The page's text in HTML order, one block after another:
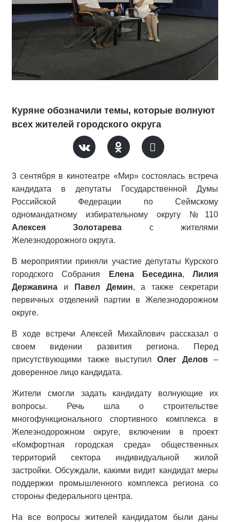
Куряне обозначили темы, которые волнуют
всех жителей городского округа
3 сентября в кинотеатре «Мир» состоялась встреча
кандидата в депутаты Государственной Думы
Российской Федерации по Сеймскому
одномандатному избирательному округу №110
Алексея Золотарева с жителями
Железнодорожного округа.
В мероприятии приняли участие депутаты Курского
городского Собрания Елена Беседина, Лилия
Державина и Павел Демин, а также секретари
первичных отделений партии в Железнодорожном
округе.
В ходе встречи Алексей Михайлович рассказал о
своем видении развития региона. Перед
присутствующими также выступил Олег Делов –
доверенное лицо кандидата.
Жители смогли задать кандидату волнующие их
вопросы. Речь шла о строительстве
многофункционального спортивного комплекса в
Железнодорожном округе, включении в проект
«Комфортная городская среда» общественных
территорий сектора индивидуальной жилой
застройки. Обсуждали, какими видит кандидат меры
поддержки промышленного комплекса региона со
стороны федерального центра.
На все вопросы жителей кандидатом были даны